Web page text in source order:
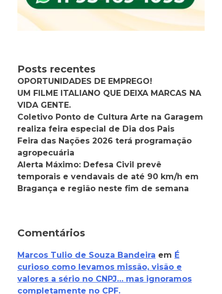
Posts recentes
OPORTUNIDADES DE EMPREGO!
UM FILME ITALIANO QUE DEIXA MARCAS NA
VIDA GENTE.
Coletivo Ponto de Cultura Arte na Garagem
realiza feira especial de Dia dos Pais
Feira das Nações 2026 terá programação
agropecuária
Alerta Máximo: Defesa Civil prevê
temporais e vendavais de até 90 km/h em
Bragança e região neste fim de semana
Comentários
Marcos Tulio de Souza Bandeira em É
curioso como levamos missão, visão e
valores a sério no CNPJ… mas ignoramos
completamente no CPF.